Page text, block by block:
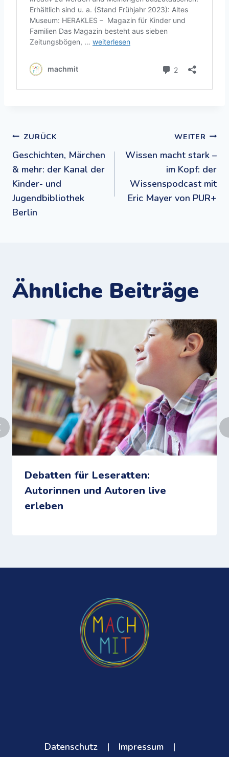
Beitragsnavigation
ZURÜCK
Geschichten, Märchen
& mehr: der Kanal der
Kinder- und
Jugendbibliothek
Berlin
WEITER
Wissen macht stark –
im Kopf: der
Wissenspodcast mit
Eric Mayer von PUR+
Ähnliche Beiträge
Debatten für Leseratten:
Autorinnen und Autoren live
erleben
Datenschutz | Impressum |